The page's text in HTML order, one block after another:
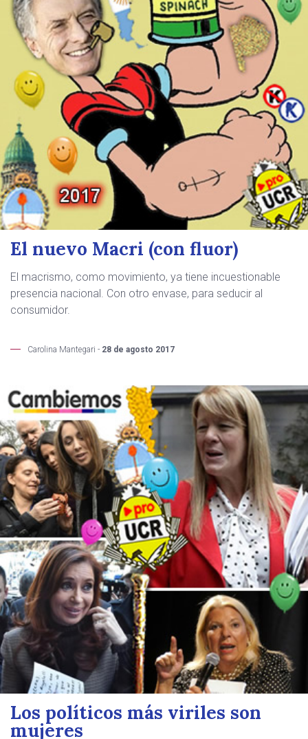
El nuevo Macri (con fluor)
El macrismo, como movimiento, ya tiene incuestionable
presencia nacional. Con otro envase, para seducir al
consumidor.
Carolina Mantegari - 28 de agosto 2017
Los políticos más viriles son
mujeres